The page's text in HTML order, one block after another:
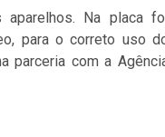
Na placa
para o correto uso
parceria com a